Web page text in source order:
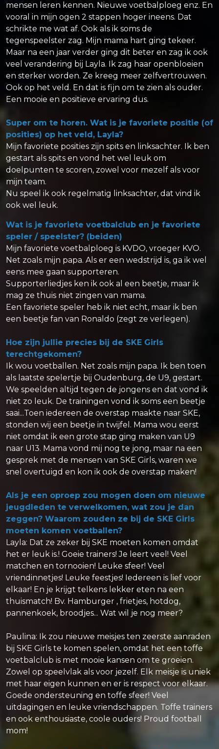
mensen leren kennen. Nieuwe voetbalploeg enz. En
vooral in mijn ogen 2 stappen hoger ineens. Dat
schrikte me wat af. Ook als ik soms de
tegenspeelster zag. Mijn mama hart ging tekeer.
Maar na een jaar verder ging dit beter en zag ik ook
veel verandering bij Layla. Ik zag haar openbloeien
en sterker worden. Ze kreeg meer zelfvertrouwen.
Ook op het veld. En dat is fijn om te zien als ouder.
Een mooie en positieve ervaring dus.
Super om te horen. Wat is je favoriete positie (of
posities) op het veld, Layla?
Mijn favoriete posities zijn spits en linksachter. Ik ben
gestart als spits en vond het wel leuk om
doelpunten te scoren, zowel voor mezelf als voor
mijn team.
Nu speel ik ook regelmatig linksachter, dat vind ik
ook wel leuk.
Wat is je favoriete voetbalclub en je favoriete
speler / speelster? (beiden)
Mijn favoriete voetbalploeg is KVDO, vroeger KVO.
Net zoals mijn papa. Als er een wedstrijd is, ga ik wel
eens mee gaan supporteren.
Supporterliedjes ken ik ook al een beetje, maar ik
mag ze thuis niet zingen van mama.
Een favoriete speler heb ik niet echt, maar ik ben
een beetje fan van Ronaldo (zegt ze verlegen).
Hoe zijn jullie precies bij de SKE Girls
terechtgekomen?
Ik wou voetballen. Net zoals mijn papa. Ik ben toen
als laatste spelertje bij Oudenburg, de U9, gestart.
We speelden altijd tegen de jongens en dat vond ik
niet zo leuk. De trainingen vond ik soms een beetje
saai...Toen iedereen de overstap maakte naar SKE,
stonden wij een beetje in twijfel. Mama wou eerst
niet omdat ik een grote stap ging maken van U9
naar U13. Mama vond mij nog te jong, maar na een
gesprek met de mensen van SKE Girls, waren we
snel overtuigd en kon ik ook de overstap maken!
Als je een oproep zou mogen doen om nieuwe
jeugdleden te verwelkomen, wat zou je dan
zeggen? Waarom zouden ze bij de SKE Girls
moeten komen voetballen?
Layla: Dat ze zeker bij SKE moeten komen omdat
het er leuk is.! Goeie trainers! Je leert veel! Veel
matchen en tornooien! Leuke sfeer! Veel
vriendinnetjes! Leuke feestjes! Iedereen is lief voor
elkaar! En je krijgt telkens lekker eten na een
thuismatch! Bv. Hamburger , frietjes, hotdog,
pannenkoek, broodjes... Wat wil je nog meer?
Paulina: Ik zou nieuwe meisjes ten zeerste aanraden
bij SKE Girls te komen spelen, omdat het een toffe
voetbalclub is met mooie kansen om te groeien.
Zowel op speelvlak als voor jezelf. Elk meisje is uniek
met haar eigen kunnen en er is respect voor elkaar.
Goede ondersteuning en toffe sfeer! Veel
uitdagingen en leuke vriendschappen. Toffe trainers
en ook enthousiaste, coole ouders! Proud football
mom!